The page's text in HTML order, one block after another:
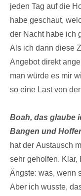
jeden Tag auf die
habe geschaut,
der Nacht habe ich
Als ich dann diese
Angebot direkt
man würde es mir
so eine Last von
Boah, das glaube
Bangen und
hat der Austausch
sehr geholfen. Klar,
Ängste: was, wenn
Aber ich wusste,